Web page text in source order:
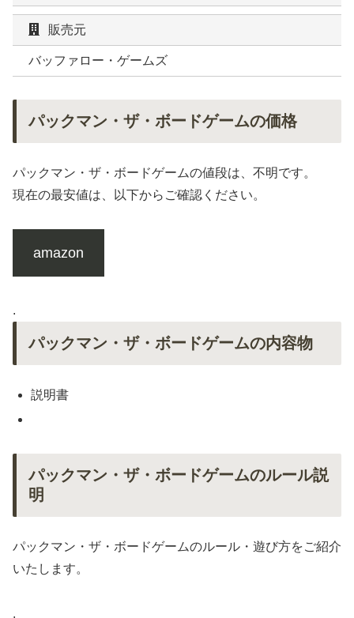
販売元
バッファロー・ゲームズ
パックマン・ザ・ボードゲームの価格
パックマン・ザ・ボードゲームの値段は、不明です。
現在の最安値は、以下からご確認ください。
amazon
.
パックマン・ザ・ボードゲームの内容物
説明書
パックマン・ザ・ボードゲームのルール説
明
パックマン・ザ・ボードゲームのルール・遊び方をご紹介
いたします。
.